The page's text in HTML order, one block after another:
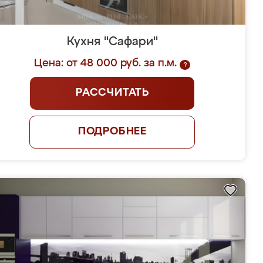
Кухня "Сафари"
Цена: от 48 000 руб. за п.м. ?
РАССЧИТАТЬ
ПОДРОБНЕЕ